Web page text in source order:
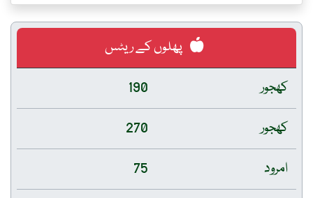
پھلوں کے ریٹس
کھجور
190
کھجور
270
امرود
75